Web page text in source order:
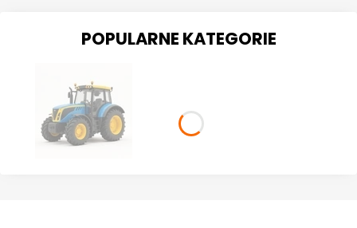
POPULARNE KATEGORIE